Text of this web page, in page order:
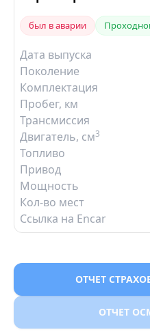
был в аварии
Дата выпуска
Поколение
Комплектация
Пробег, км
Трансмиссия
Двигатель, см3
Топливо
Привод
Мощность
Кол-во мест
Ссылка на Encar
ОТЧЕТ
ОТЧЕТ